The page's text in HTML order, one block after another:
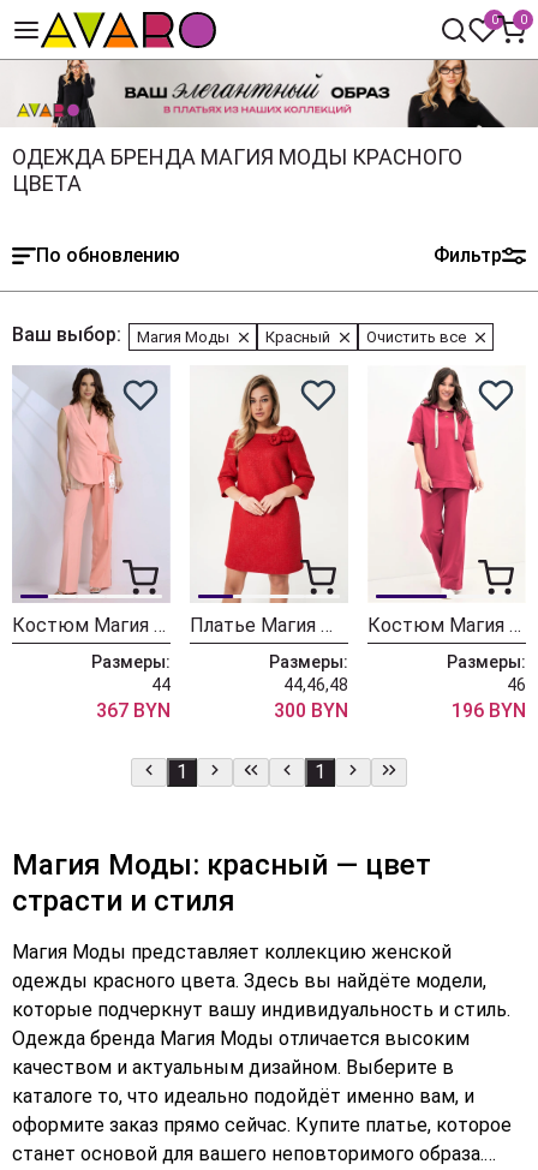
0 0
ОДЕЖДА БРЕНДА МАГИЯ МОДЫ КРАСНОГО
ЦВЕТА
По обновлению Фильтр
Ваш выбор: Магия Моды Красный Очистить все
Костюм Магия Моды 2577
Размеры:
44
367 BYN
Платье Магия Моды 2385 красный
Размеры:
44,46,48
300 BYN
Костюм Магия Моды 2058 ягодный
Размеры:
46
196 BYN
1 1
Магия Моды: красный — цвет
страсти и стиля
Магия Моды представляет коллекцию женской
одежды красного цвета. Здесь вы найдёте модели,
которые подчеркнут вашу индивидуальность и стиль.
Одежда бренда Магия Моды отличается высоким
качеством и актуальным дизайном. Выберите в
каталоге то, что идеально подойдёт именно вам, и
оформите заказ прямо сейчас. Купите платье, которое
станет основой для вашего неповторимого образа.